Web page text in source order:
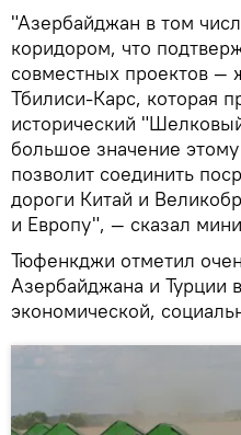
"Азербайджан в том
коридором, что
совместных проектов —
Тбилиси-Карс, которая
исторический
большое значение
позволит соединить
дороги Китай и
и Европу", — сказал
Тюфенкджи отметил
Азербайджана и Турции
экономической,